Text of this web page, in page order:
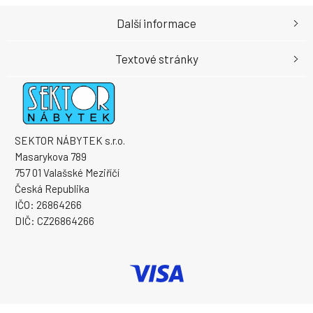
SEKTOR NÁBYTEK s.r.o.
Masarykova 789
757 01 Valašské Meziříčí
Česká Republika
IČO: 26864266
DIČ: CZ26864266
Další informace
Textové stránky